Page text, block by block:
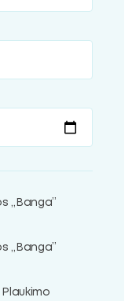
„Banga”
„Banga”